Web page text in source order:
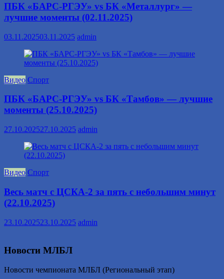
ПБК «БАРС-РГЭУ» vs БК «Металлург» —
лучшие моменты (02.11.2025)
03.11.202503.11.2025 admin
Видео Спорт
ПБК «БАРС-РГЭУ» vs БК «Тамбов» — лучшие
моменты (25.10.2025)
27.10.202527.10.2025 admin
Видео Спорт
Весь матч с ЦСКА-2 за пять с небольшим минут
(22.10.2025)
23.10.202523.10.2025 admin
Новости МЛБЛ
Новости чемпионата МЛБЛ (Региональный этап)